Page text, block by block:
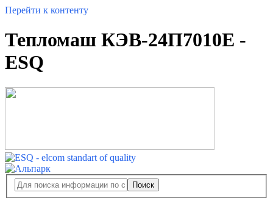
Перейти к контенту
Тепломаш КЭВ-24П7010E -
ESQ
Поиск